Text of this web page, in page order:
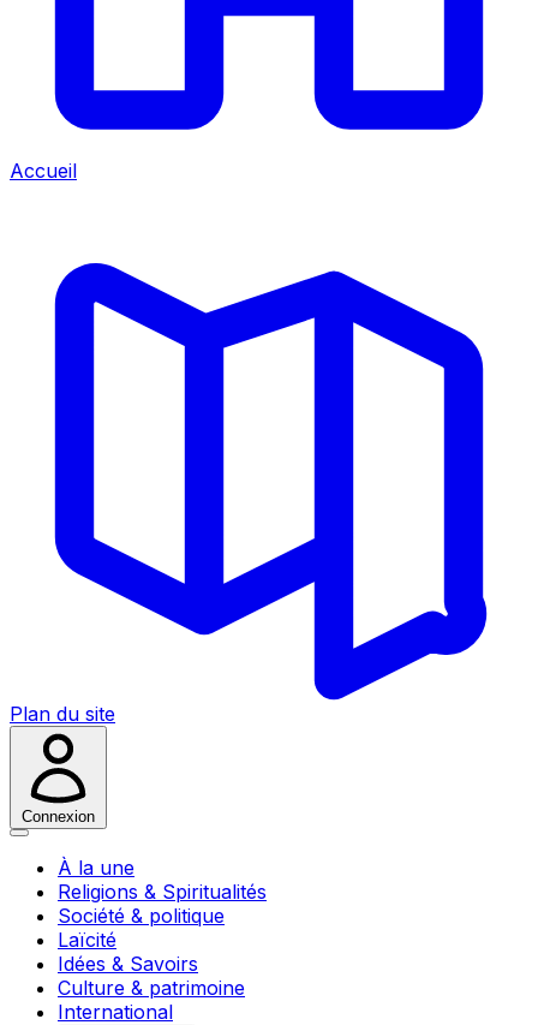
Accueil
Plan du site
Connexion
À la une
Religions & Spiritualités
Société & politique
Laïcité
Idées & Savoirs
Culture & patrimoine
International